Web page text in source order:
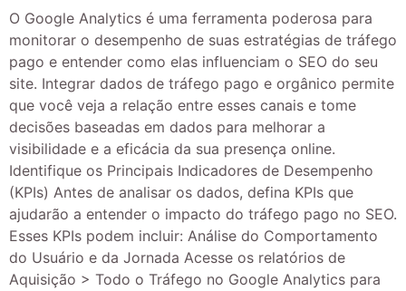
O Google Analytics é uma ferramenta poderosa para
monitorar o desempenho de suas estratégias de tráfego
pago e entender como elas influenciam o SEO do seu
site. Integrar dados de tráfego pago e orgânico permite
que você veja a relação entre esses canais e tome
decisões baseadas em dados para melhorar a
visibilidade e a eficácia da sua presença online.
Identifique os Principais Indicadores de Desempenho
(KPIs) Antes de analisar os dados, defina KPIs que
ajudarão a entender o impacto do tráfego pago no SEO.
Esses KPIs podem incluir: Análise do Comportamento
do Usuário e da Jornada Acesse os relatórios de
Aquisição > Todo o Tráfego no Google Analytics para